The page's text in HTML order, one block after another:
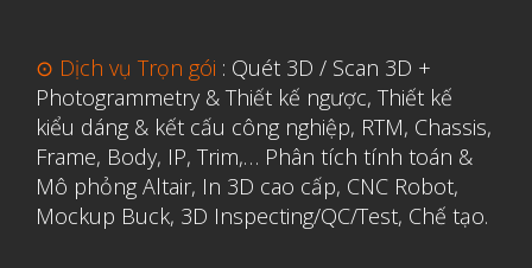
⊙ Dịch vụ Trọn gói : Quét 3D / Scan 3D +
Photogrammetry & Thiết kế ngược, Thiết kế
kiểu dáng & kết cấu công nghiệp, RTM, Chassis,
Frame, Body, IP, Trim,… Phân tích tính toán &
Mô phỏng Altair, In 3D cao cấp, CNC Robot,
Mockup Buck, 3D Inspecting/QC/Test, Chế tạo.